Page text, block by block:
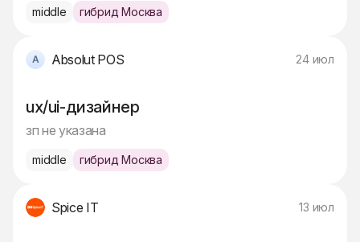
middle гибрид Москва
Absolut POS 24 июл
ux/ui-дизайнер
зп не указана
middle гибрид Москва
Spice IT 13 июл